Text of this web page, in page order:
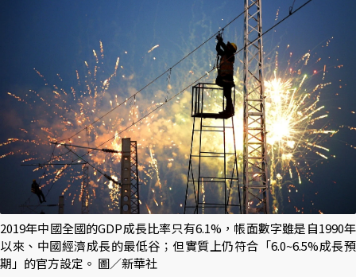
2019年中國全國的GDP成長比率只有6.1%，帳面數字雖是自1990年
以來、中國經濟成長的最低谷；但實質上仍符合「6.0~6.5%成長預
期」的官方設定。 圖／新華社